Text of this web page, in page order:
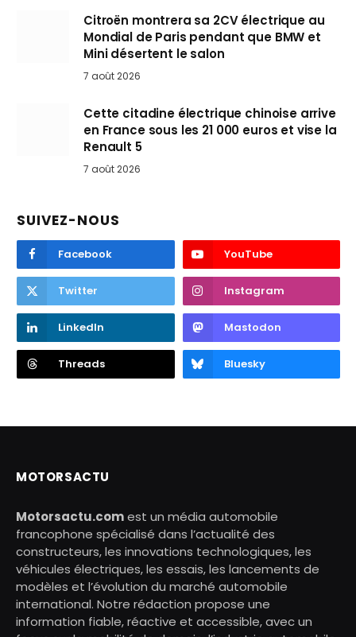
Citroën montrera sa 2CV électrique au
Mondial de Paris pendant que BMW et
Mini désertent le salon
7 août 2026
Cette citadine électrique chinoise arrive
en France sous les 21 000 euros et vise la
Renault 5
7 août 2026
SUIVEZ-NOUS
Facebook YouTube
Twitter Instagram
LinkedIn Mastodon
Threads Bluesky
MOTORSACTU
Motorsactu.comest un média automobile
francophone spécialisé dans l’actualité des
constructeurs, les innovations technologiques, les
véhicules électriques, les essais, les lancements de
modèles et l’évolution du marché automobile
international. Notre rédaction propose une
information fiable, réactive et accessible, avec un